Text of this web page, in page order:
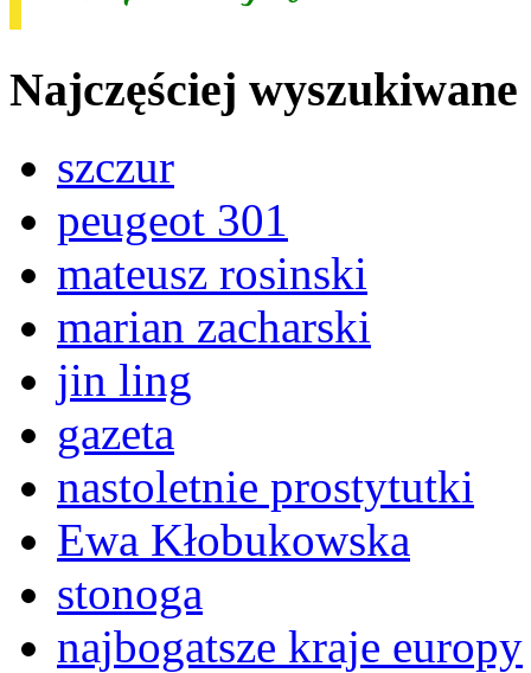
Najczęściej wyszukiwane
szczur
peugeot 301
mateusz rosinski
marian zacharski
jin ling
gazeta
nastoletnie prostytutki
Ewa Kłobukowska
stonoga
najbogatsze kraje europy